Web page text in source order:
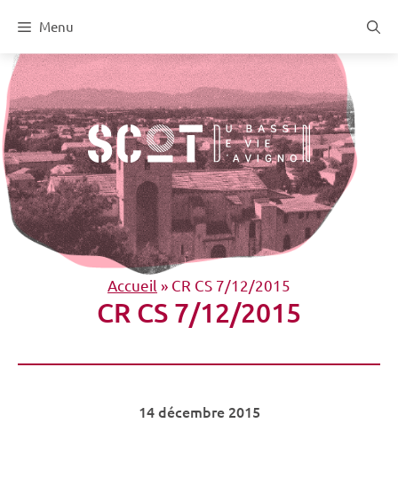
contenu
Menu
Accueil » CR CS 7/12/2015
CR CS 7/12/2015
14 décembre 2015